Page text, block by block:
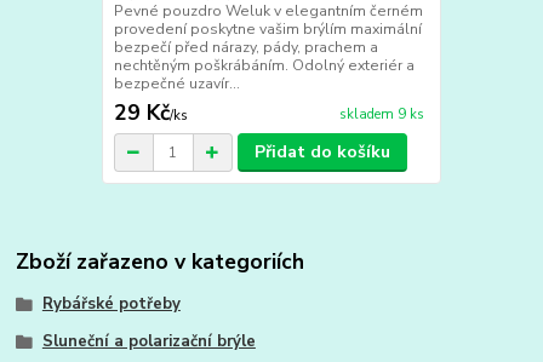
Pevné pouzdro Weluk v elegantním černém
provedení poskytne vašim brýlím maximální
bezpečí před nárazy, pády, prachem a
nechtěným poškrábáním. Odolný exteriér a
bezpečné uzavír...
29 Kč/ks skladem 9 ks
Přidat do košíku
Zboží zařazeno v kategoriích
Rybářské potřeby
Sluneční a polarizační brýle